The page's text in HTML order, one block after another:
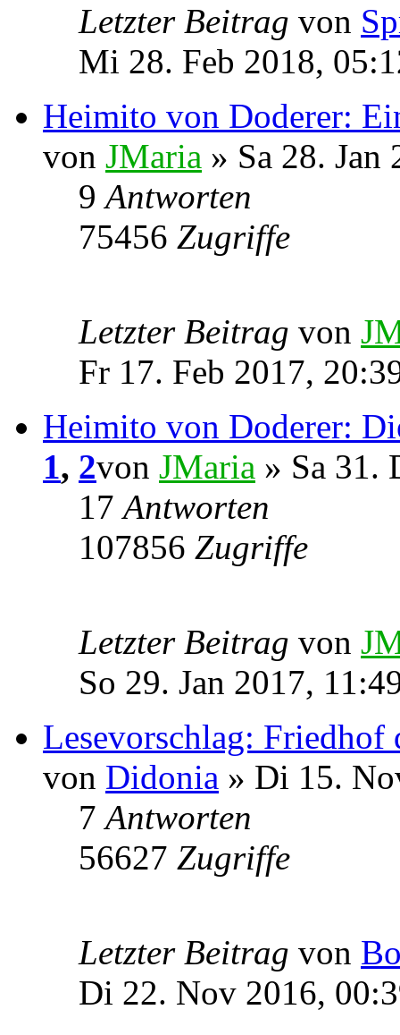
Letzter Beitrag von
Mi 28. Feb 2018,
Heimito von Doderer:
von JMaria » Sa 28. Jan
9Antworten
75456 Zugriffe
Letzter Beitrag von
Fr 17. Feb 2017,
Heimito von Doderer:
1, 2von JMaria » Sa 31.
17Antworten
107856 Zugriffe
Letzter Beitrag von
So 29. Jan 2017,
Lesevorschlag: Friedhof
von Didonia » Di 15.
7Antworten
56627 Zugriffe
Letzter Beitrag von
Di 22. Nov 2016,